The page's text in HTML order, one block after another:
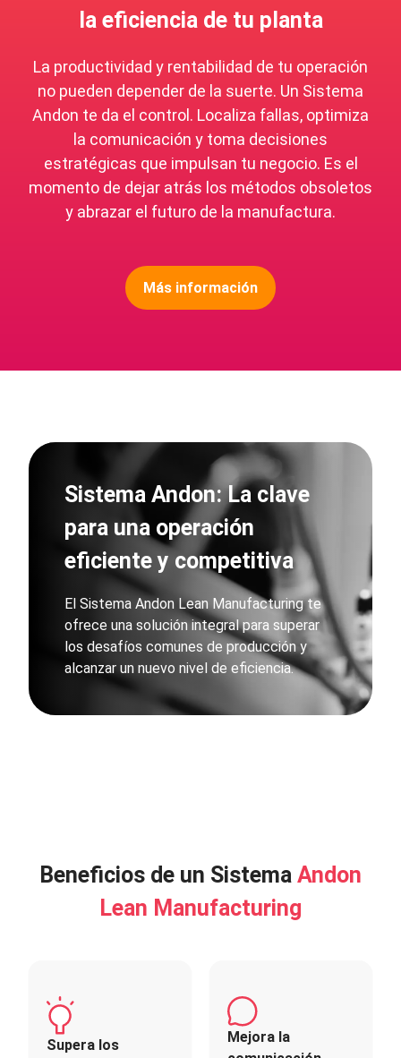
la eficiencia de tu planta
La productividad y rentabilidad de tu operación
no pueden depender de la suerte. Un Sistema
Andon te da el control. Localiza fallas, optimiza
la comunicación y toma decisiones
estratégicas que impulsan tu negocio. Es el
momento de dejar atrás los métodos obsoletos
y abrazar el futuro de la manufactura.
Más información
Sistema Andon: La clave
para una operación
eficiente y competitiva
El Sistema Andon Lean Manufacturing te
ofrece una solución integral para superar
los desafíos comunes de producción y
alcanzar un nuevo nivel de eficiencia.
Beneficios de un Sistema Andon
Lean Manufacturing
Supera los
Mejora la